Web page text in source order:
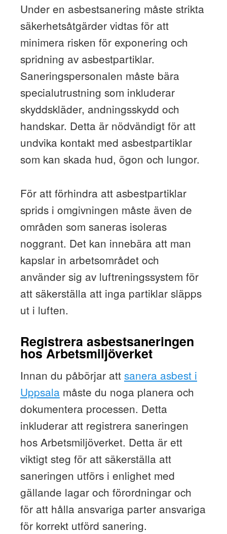
Under en asbestsanering måste strikta
säkerhetsåtgärder vidtas för att
minimera risken för exponering och
spridning av asbestpartiklar.
Saneringspersonalen måste bära
specialutrustning som inkluderar
skyddskläder, andningsskydd och
handskar. Detta är nödvändigt för att
undvika kontakt med asbestpartiklar
som kan skada hud, ögon och lungor.
För att förhindra att asbestpartiklar
sprids i omgivningen måste även de
områden som saneras isoleras
noggrant. Det kan innebära att man
kapslar in arbetsområdet och
använder sig av luftreningssystem för
att säkerställa att inga partiklar släpps
ut i luften.
Registrera asbestsaneringen
hos Arbetsmiljöverket
Innan du påbörjar att sanera asbest i
Uppsala måste du noga planera och
dokumentera processen. Detta
inkluderar att registrera saneringen
hos Arbetsmiljöverket. Detta är ett
viktigt steg för att säkerställa att
saneringen utförs i enlighet med
gällande lagar och förordningar och
för att hålla ansvariga parter ansvariga
för korrekt utförd sanering.